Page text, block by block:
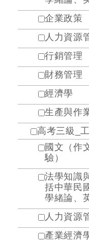
企業政策
人力資源
行銷管理
財務管理
經濟學
生產與作
高考三級_
國文（作
驗）
法學知識
括中華民
學緒論、
人力資源
產業經濟